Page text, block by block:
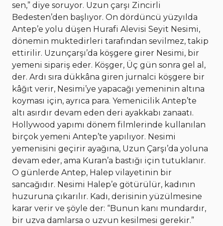
sen,” diye soruyor. Uzun çarşı Zincirli
Bedesten’den başlıyor. On dördüncü yüzyılda
Antep’e yolu düşen Hurafi Alevisi Seyit Nesimi,
dönemin muktedirleri tarafından sevilmez, takip
ettirilir. Uzunçarşı’da köşgere girer Nesimi, bir
yemeni sipariş eder. Köşger, Üç gün sonra gel al,
der. Ardı sıra dükkâna giren jurnalci köşgere bir
kâğıt verir, Nesimi’ye yapacağı yemeninin altına
koyması için, ayrıca para. Yemenicilik Antep’te
altı asırdır devam eden deri ayakkabı zanaatı.
Hollywood yapımı dönem filmlerinde kullanılan
birçok yemeni Antep’te yapılıyor. Nesimi
yemenisini geçirir ayağına, Uzun Çarşı’da yoluna
devam eder, ama Kuran’a bastığı için tutuklanır.
O günlerde Antep, Halep vilayetinin bir
sancağıdır. Nesimi Halep’e götürülür, kadının
huzuruna çıkarılır. Kadı, derisinin yüzülmesine
karar verir ve şöyle der: “Bunun kanı mundardır,
bir uzva damlarsa o uzvun kesilmesi gerekir.”